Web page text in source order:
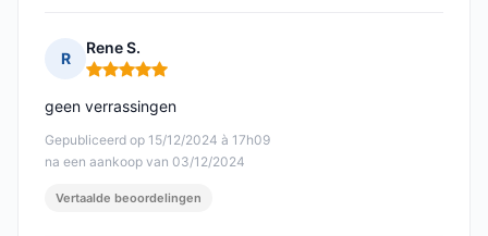
R
Rene S.
Opmerking: 5 van 5
Gepubliceerd op 15/12/2024 à 17h09
na een aankoop van 03/12/2024
geen verrassingen
Vertaalde beoordelingen